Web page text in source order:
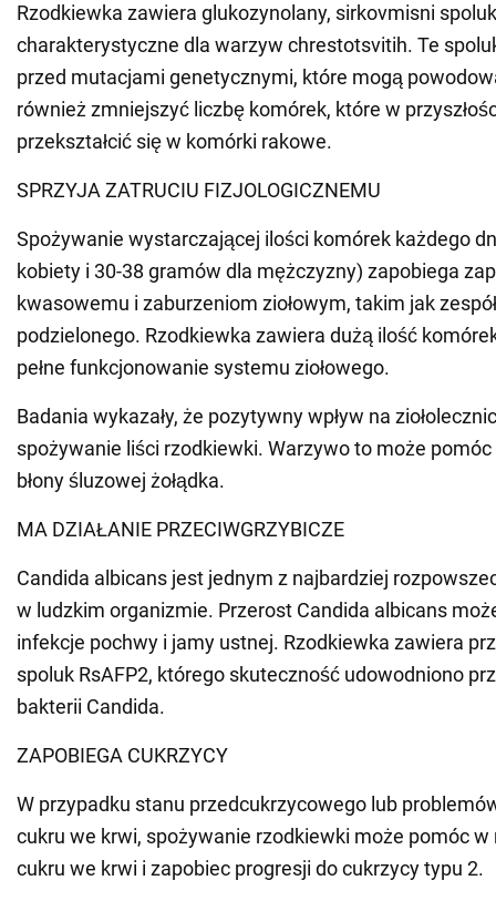
Rzodkiewka zawiera glukozynolany, sirkovmisni
charakterystyczne dla warzyw chrestotsvitih. Te
przed mutacjami genetycznymi, które mogą
również zmniejszyć liczbę komórek, które w
przekształcić się w komórki rakowe.
SPRZYJA ZATRUCIU FIZJOLOGICZNEMU
Spożywanie wystarczającej ilości komórek każdego
kobiety i 30-38 gramów dla mężczyzny) zapobiega
kwasowemu i zaburzeniom ziołowym, takim jak
podzielonego. Rzodkiewka zawiera dużą ilość
pełne funkcjonowanie systemu ziołowego.
Badania wykazały, że pozytywny wpływ na
spożywanie liści rzodkiewki. Warzywo to może
błony śluzowej żołądka.
MA DZIAŁANIE PRZECIWGRZYBICZE
Candida albicans jest jednym z najbardziej
w ludzkim organizmie. Przerost Candida albicans
infekcje pochwy i jamy ustnej. Rzodkiewka zawiera
spoluk RsAFP2, którego skuteczność udowodniono
bakterii Candida.
ZAPOBIEGA CUKRZYCY
W przypadku stanu przedcukrzycowego lub
cukru we krwi, spożywanie rzodkiewki może pomóc
cukru we krwi i zapobiec progresji do cukrzycy typu 2.